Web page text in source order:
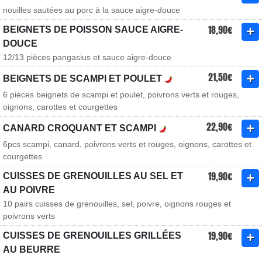
nouilles sautées au porc à la sauce aigre-douce
BEIGNETS DE POISSON SAUCE AIGRE-
DOUCE
18,90€
12/13 pièces pangasius et sauce aigre-douce
BEIGNETS DE SCAMPI ET POULET 21,50€
6 pièces beignets de scampi et poulet, poivrons verts et rouges,
oignons, carottes et courgettes
CANARD CROQUANT ET SCAMPI 22,90€
6pcs scampi, canard, poivrons verts et rouges, oignons, carottes et
courgettes
CUISSES DE GRENOUILLES AU SEL ET
AU POIVRE
19,90€
10 pairs cuisses de grenouilles, sel, poivre, oignons rouges et
poivrons verts
CUISSES DE GRENOUILLES GRILLÉES
AU BEURRE
19,90€